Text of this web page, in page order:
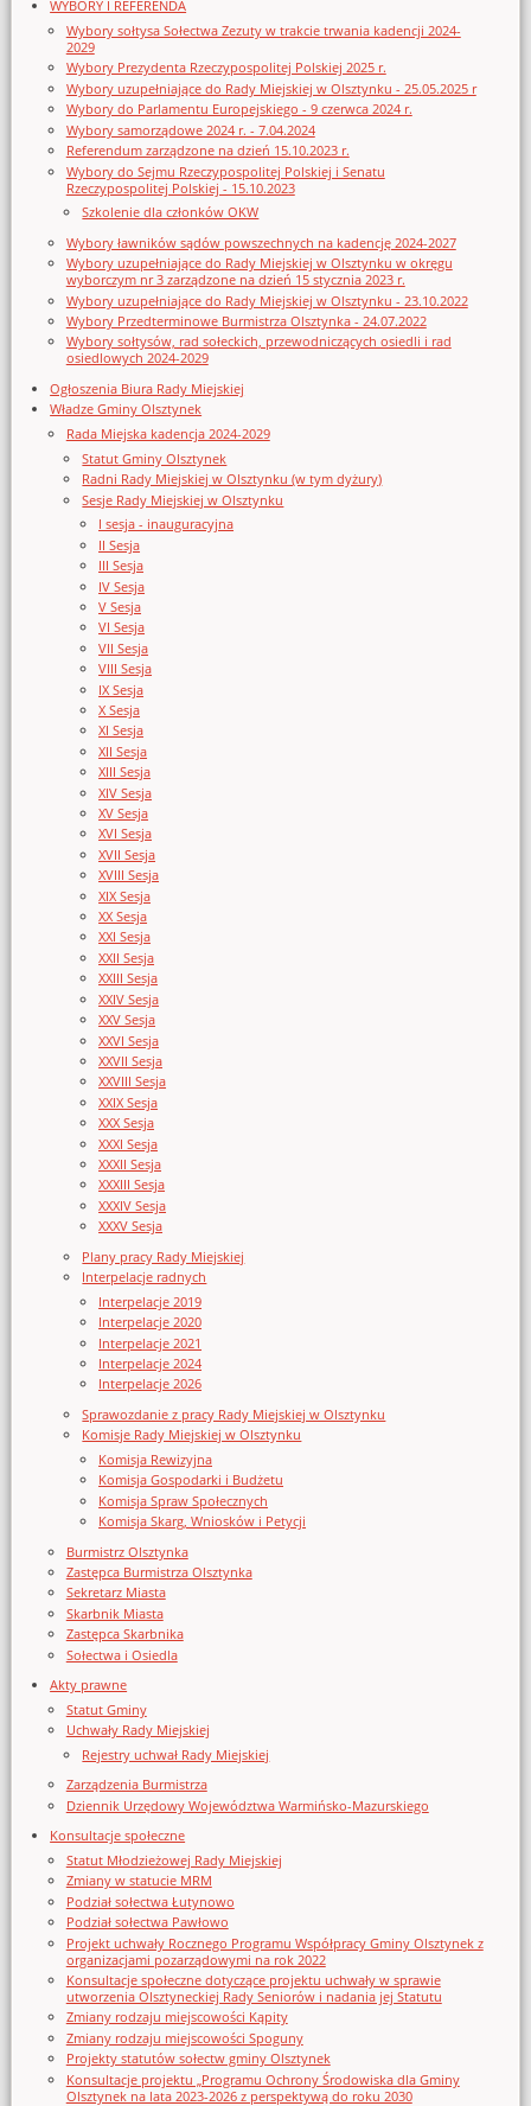
WYBORY I REFERENDA
Wybory sołtysa Sołectwa Zezuty w trakcie trwania kadencji 2024-
2029
Wybory Prezydenta Rzeczypospolitej Polskiej 2025 r.
Wybory uzupełniające do Rady Miejskiej w Olsztynku - 25.05.2025 r
Wybory do Parlamentu Europejskiego - 9 czerwca 2024 r.
Wybory samorządowe 2024 r. - 7.04.2024
Referendum zarządzone na dzień 15.10.2023 r.
Wybory do Sejmu Rzeczypospolitej Polskiej i Senatu
Rzeczypospolitej Polskiej - 15.10.2023
Szkolenie dla członków OKW
Wybory ławników sądów powszechnych na kadencję 2024-2027
Wybory uzupełniające do Rady Miejskiej w Olsztynku w okręgu
wyborczym nr 3 zarządzone na dzień 15 stycznia 2023 r.
Wybory uzupełniające do Rady Miejskiej w Olsztynku - 23.10.2022
Wybory Przedterminowe Burmistrza Olsztynka - 24.07.2022
Wybory sołtysów, rad sołeckich, przewodniczących osiedli i rad
osiedlowych 2024-2029
Ogłoszenia Biura Rady Miejskiej
Władze Gminy Olsztynek
Rada Miejska kadencja 2024-2029
Statut Gminy Olsztynek
Radni Rady Miejskiej w Olsztynku (w tym dyżury)
Sesje Rady Miejskiej w Olsztynku
I sesja - inauguracyjna
II Sesja
III Sesja
IV Sesja
V Sesja
VI Sesja
VII Sesja
VIII Sesja
IX Sesja
X Sesja
XI Sesja
XII Sesja
XIII Sesja
XIV Sesja
XV Sesja
XVI Sesja
XVII Sesja
XVIII Sesja
XIX Sesja
XX Sesja
XXI Sesja
XXII Sesja
XXIII Sesja
XXIV Sesja
XXV Sesja
XXVI Sesja
XXVII Sesja
XXVIII Sesja
XXIX Sesja
XXX Sesja
XXXI Sesja
XXXII Sesja
XXXIII Sesja
XXXIV Sesja
XXXV Sesja
Plany pracy Rady Miejskiej
Interpelacje radnych
Interpelacje 2019
Interpelacje 2020
Interpelacje 2021
Interpelacje 2024
Interpelacje 2026
Sprawozdanie z pracy Rady Miejskiej w Olsztynku
Komisje Rady Miejskiej w Olsztynku
Komisja Rewizyjna
Komisja Gospodarki i Budżetu
Komisja Spraw Społecznych
Komisja Skarg, Wniosków i Petycji
Burmistrz Olsztynka
Zastępca Burmistrza Olsztynka
Sekretarz Miasta
Skarbnik Miasta
Zastępca Skarbnika
Sołectwa i Osiedla
Akty prawne
Statut Gminy
Uchwały Rady Miejskiej
Rejestry uchwał Rady Miejskiej
Zarządzenia Burmistrza
Dziennik Urzędowy Województwa Warmińsko-Mazurskiego
Konsultacje społeczne
Statut Młodzieżowej Rady Miejskiej
Zmiany w statucie MRM
Podział sołectwa Łutynowo
Podział sołectwa Pawłowo
Projekt uchwały Rocznego Programu Współpracy Gminy Olsztynek z
organizacjami pozarządowymi na rok 2022
Konsultacje społeczne dotyczące projektu uchwały w sprawie
utworzenia Olsztyneckiej Rady Seniorów i nadania jej Statutu
Zmiany rodzaju miejscowości Kąpity
Zmiany rodzaju miejscowości Spoguny
Projekty statutów sołectw gminy Olsztynek
Konsultacje projektu „Programu Ochrony Środowiska dla Gminy
Olsztynek na lata 2023-2026 z perspektywą do roku 2030